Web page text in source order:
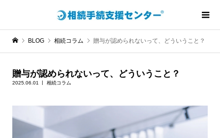
BLOG 相続コラム 贈与が認められないって、どういうこと？
贈与が認められないって、どういうこと？
2025.06.01 相続コラム